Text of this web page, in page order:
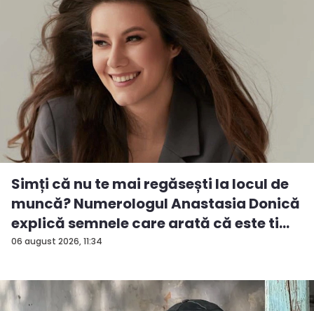
06 august 2026, 11:34
Simți că nu te mai regăsești la locul de
muncă? Numerologul Anastasia Donică
explică semnele care arată că este ti...